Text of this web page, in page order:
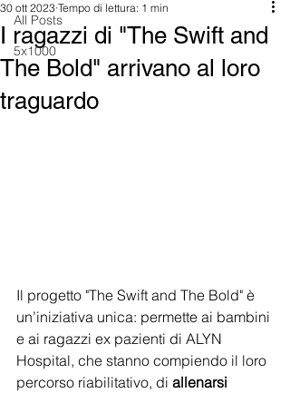
All Posts
5x1000
I ragazzi di "The Swift and
The Bold" arrivano al loro
traguardo
30 ott 2023 Tempo di lettura: 1 min
Il progetto "The Swift and The Bold" è
un’iniziativa unica: permette ai bambini
e ai ragazzi ex pazienti di ALYN
Hospital, che stanno compiendo il loro
percorso riabilitativo, di allenarsi